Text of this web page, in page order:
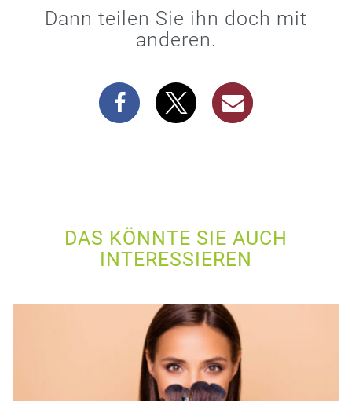
Dann teilen Sie ihn doch mit
anderen.
DAS KÖNNTE SIE AUCH
INTERESSIEREN